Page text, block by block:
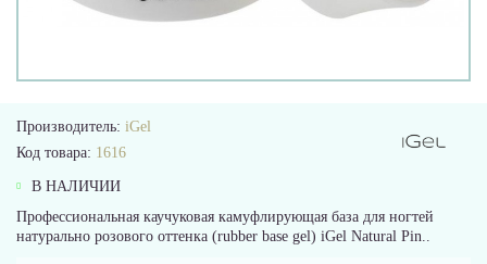
Производитель: iGel
Код товара: 1616
В НАЛИЧИИ
Профессиональная каучуковая камуфлирующая база для ногтей
натурально розового оттенка (rubber base gel) iGel Natural Pin..